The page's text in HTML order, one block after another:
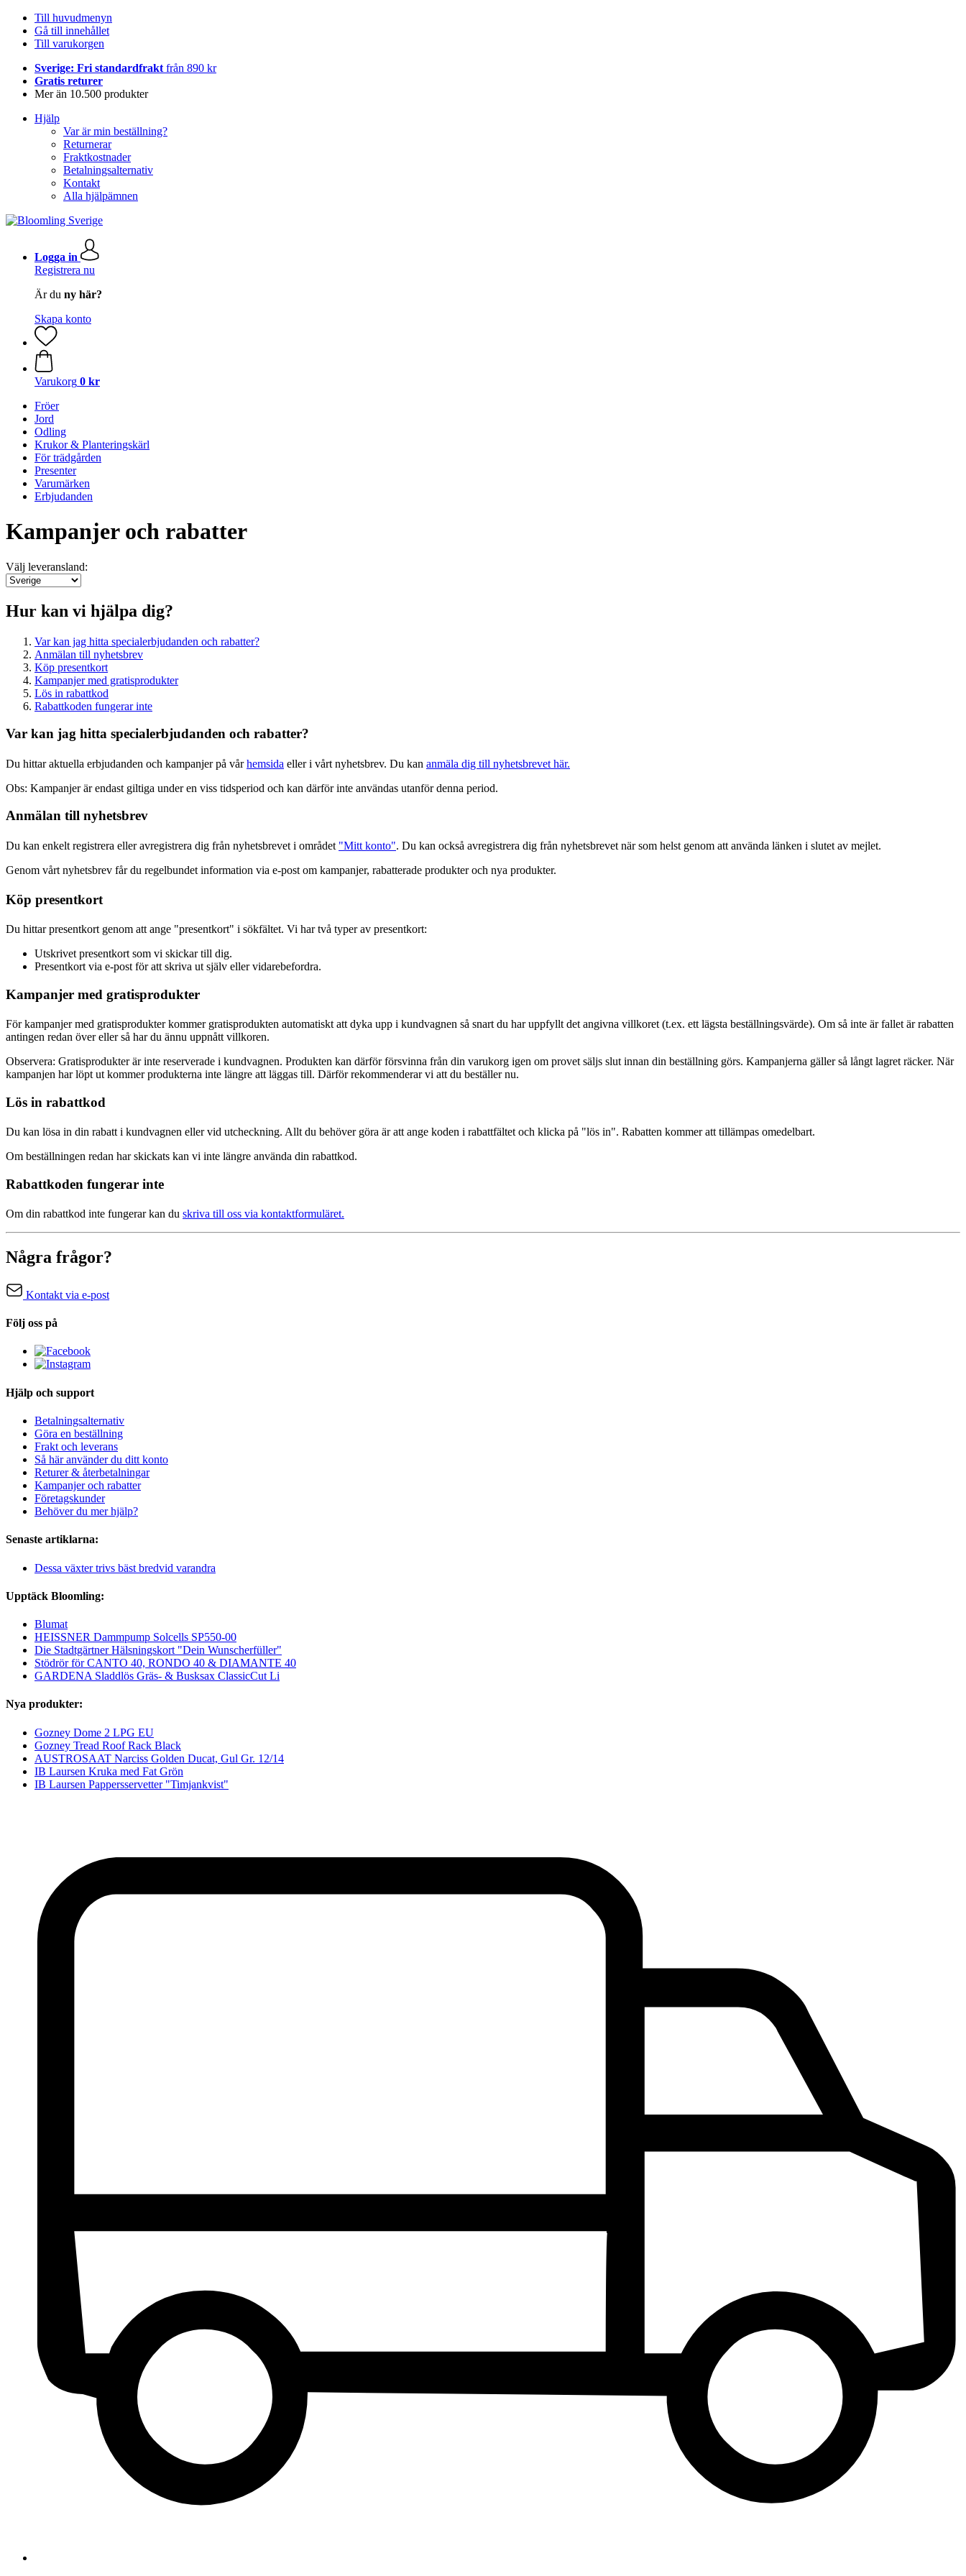
Till huvudmenyn
Gå till innehållet
Till varukorgen
Sverige: Fri standardfrakt från 890 kr
Gratis returer
Mer än 10.500 produkter
Hjälp
Var är min beställning?
Returnerar
Fraktkostnader
Betalningsalternativ
Kontakt
Alla hjälpämnen
Logga in
Registrera nu
Är du ny här?
Skapa konto
Varukorg 0 kr
Fröer
Jord
Odling
Krukor & Planteringskärl
För trädgården
Presenter
Varumärken
Erbjudanden
Kampanjer och rabatter
Välj leveransland:
Hur kan vi hjälpa dig?
Var kan jag hitta specialerbjudanden och rabatter?
Anmälan till nyhetsbrev
Köp presentkort
Kampanjer med gratisprodukter
Lös in rabattkod
Rabattkoden fungerar inte
Var kan jag hitta specialerbjudanden och rabatter?
Du hittar aktuella erbjudanden och kampanjer på vårhemsida eller i vårt nyhetsbrev. Du kan anmäla dig till nyhetsbrevet här.
Obs: Kampanjer är endast giltiga under en viss tidsperiod och kan därför inte användas utanför denna period.
Anmälan till nyhetsbrev
Du kan enkelt registrera eller avregistrera dig från nyhetsbrevet i området "Mitt konto". Du kan också avregistrera dig från nyhetsbrevet när som helst genom att använda länken i slutet av mejlet.
Genom vårt nyhetsbrev får du regelbundet information via e-post om kampanjer, rabatterade produkter och nya produkter.
Köp presentkort
Du hittar presentkort genom att ange "presentkort" i sökfältet. Vi har två typer av presentkort:
Utskrivet presentkort som vi skickar till dig.
Presentkort via e-post för att skriva ut själv eller vidarebefordra.
Kampanjer med gratisprodukter
För kampanjer med gratisprodukter kommer gratisprodukten automatiskt att dyka upp i kundvagnen så snart du har uppfyllt det angivna villkoret (t.ex. ett lägsta beställningsvärde). Om så inte är fallet är rabatten
antingen redan över eller så har du ännu uppnått villkoren.
Observera: Gratisprodukter är inte reserverade i kundvagnen. Produkten kan därför försvinna från din varukorg igen om provet säljs slut innan din beställning görs. Kampanjerna gäller så långt lagret räcker. När
kampanjen har löpt ut kommer produkterna inte längre att läggas till. Därför rekommenderar vi att du beställer nu.
Lös in rabattkod
Du kan lösa in din rabatt i kundvagnen eller vid utcheckning. Allt du behöver göra är att ange koden i rabattfältet och klicka på "lös in". Rabatten kommer att tillämpas omedelbart.
Om beställningen redan har skickats kan vi inte längre använda din rabattkod.
Rabattkoden fungerar inte
Om din rabattkod inte fungerar kan du skriva till oss via kontaktformuläret.
Några frågor?
Kontakt via e-post
Följ oss på
Hjälp och support
Betalningsalternativ
Göra en beställning
Frakt och leverans
Så här använder du ditt konto
Returer & återbetalningar
Kampanjer och rabatter
Företagskunder
Behöver du mer hjälp?
Senaste artiklarna:
Dessa växter trivs bäst bredvid varandra
Upptäck Bloomling:
Blumat
HEISSNER Damm­pump Solcells SP550-00
Die Stadtgärtner Hälsningskort "Dein Wunscherfüller"
Stödrör för CANTO 40, RONDO 40 & DIAMANTE 40
GARDENA Sladdlös Gräs- & Busksax ClassicCut Li
Nya produkter:
Gozney Dome 2 LPG EU
Gozney Tread Roof Rack Black
AUSTROSAAT Narciss Golden Ducat, Gul Gr. 12/14
IB Laursen Kruka med Fat Grön
IB Laursen Pappersservetter "Timjankvist"